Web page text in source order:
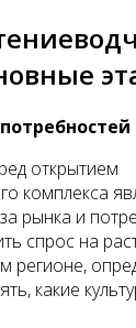
открытием
комплекса
рынка и
спрос на
регионе,
какие